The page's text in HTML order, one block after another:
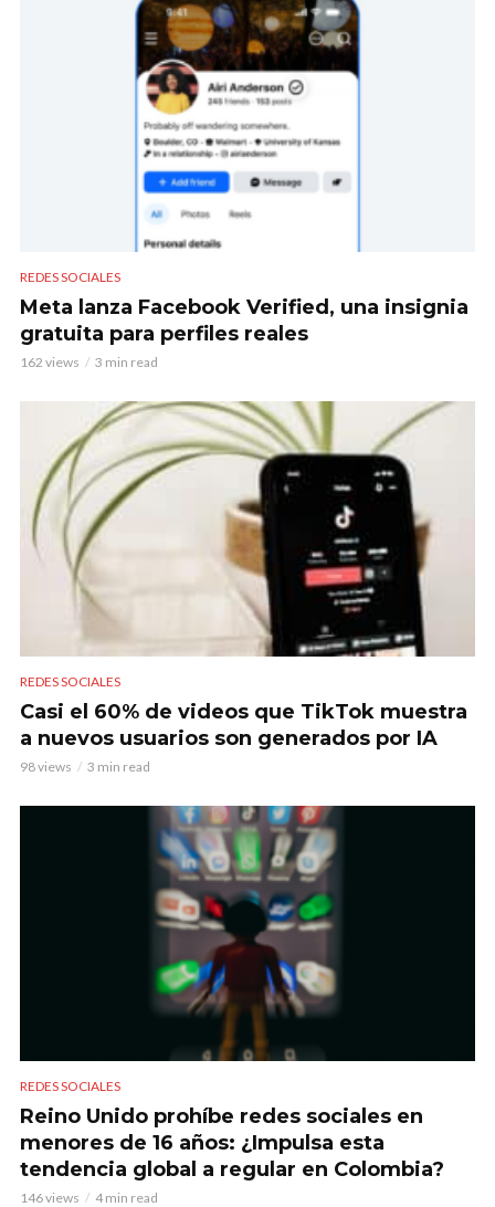
REDES SOCIALES
Meta lanza Facebook Verified, una insignia
gratuita para perfiles reales
162 views 3 min read
REDES SOCIALES
Casi el 60% de videos que TikTok muestra
a nuevos usuarios son generados por IA
98 views 3 min read
REDES SOCIALES
Reino Unido prohíbe redes sociales en
menores de 16 años: ¿Impulsa esta
tendencia global a regular en Colombia?
146 views 4 min read